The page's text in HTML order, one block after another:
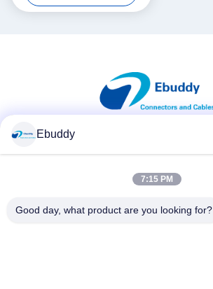
দ্রুত যোগাযোগ
Ebuddy
7:15 PM
Good day, what product are you looking for?